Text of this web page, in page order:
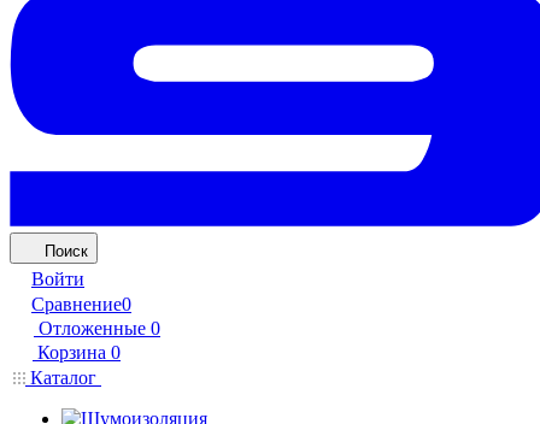
Поиск
Войти
Сравнение0
Отложенные 0
Корзина 0
Каталог